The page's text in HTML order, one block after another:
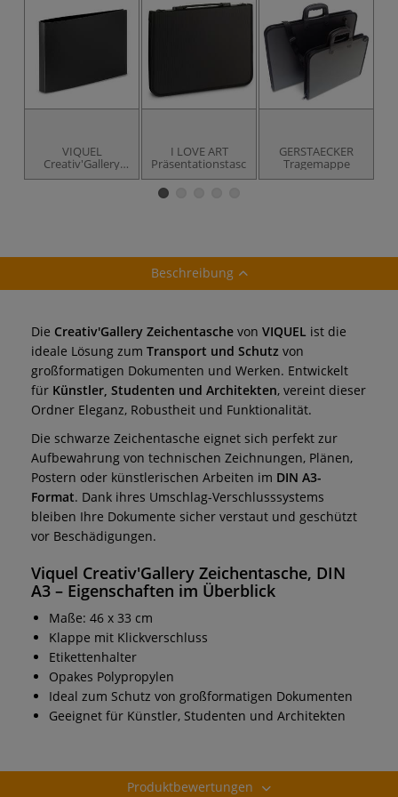
VIQUEL
Creativ'Gallery
Ordner, DIN A3
I LOVE ART
Präsentationstasche
GERSTAECKER
Tragemappe
Beschreibung
Die Creativ'Gallery Zeichentasche von VIQUEL ist die
ideale Lösung zum Transport und Schutz von
großformatigen Dokumenten und Werken. Entwickelt
für Künstler, Studenten und Architekten, vereint dieser
Ordner Eleganz, Robustheit und Funktionalität.
Die schwarze Zeichentasche eignet sich perfekt zur
Aufbewahrung von technischen Zeichnungen, Plänen,
Postern oder künstlerischen Arbeiten im DIN A3-
Format. Dank ihres Umschlag-Verschlusssystems
bleiben Ihre Dokumente sicher verstaut und geschützt
vor Beschädigungen.
Viquel Creativ'Gallery Zeichentasche, DIN
A3 – Eigenschaften im Überblick
Maße: 46 x 33 cm
Klappe mit Klickverschluss
Etikettenhalter
Opakes Polypropylen
Ideal zum Schutz von großformatigen Dokumenten
Geeignet für Künstler, Studenten und Architekten
Produktbewertungen